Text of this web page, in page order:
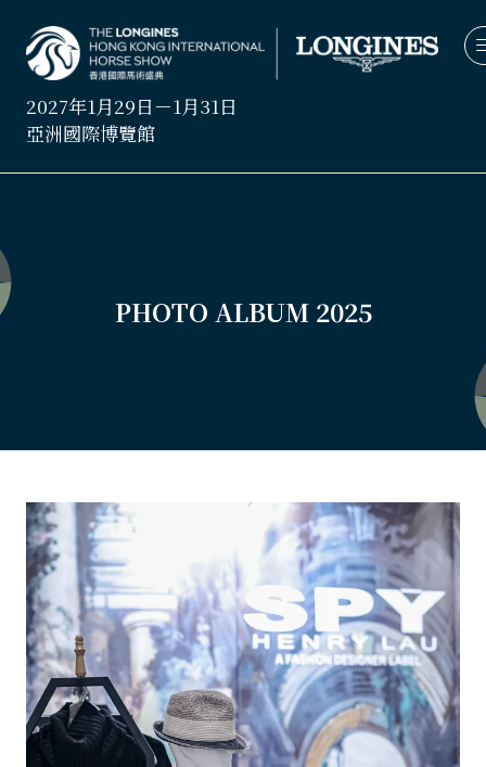
2027年1月29日－1月31日
亞洲國際博覽館
PHOTO ALBUM 2025